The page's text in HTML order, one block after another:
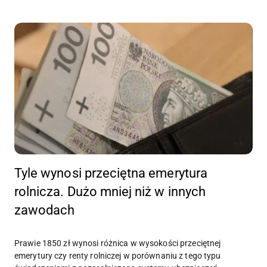
Tyle wynosi przeciętna emerytura
rolnicza. Dużo mniej niż w innych
zawodach
Prawie 1850 zł wynosi różnica w wysokości przeciętnej
emerytury czy renty rolniczej w porównaniu z tego typu